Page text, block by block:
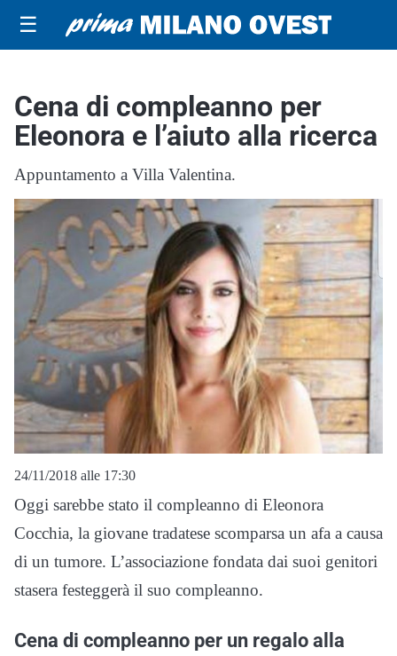
☰
Cena di compleanno per
Eleonora e l’aiuto alla ricerca
Appuntamento a Villa Valentina.
24/11/2018 alle 17:30
Oggi sarebbe stato il compleanno di Eleonora
Cocchia, la giovane tradatese scomparsa un afa a causa
di un tumore. L’associazione fondata dai suoi genitori
stasera festeggerà il suo compleanno.
Cena di compleanno per un regalo alla